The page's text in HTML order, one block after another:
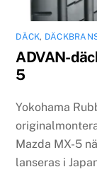
DÄCK,
ADVAN-
5
Yokohama
Mazda MX-5
lanseras i